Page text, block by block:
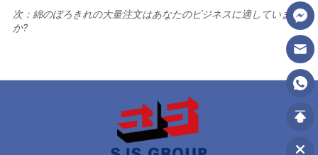
次： 綿のぼろきれの大量注文はあなたのビジネスに適しています
か?